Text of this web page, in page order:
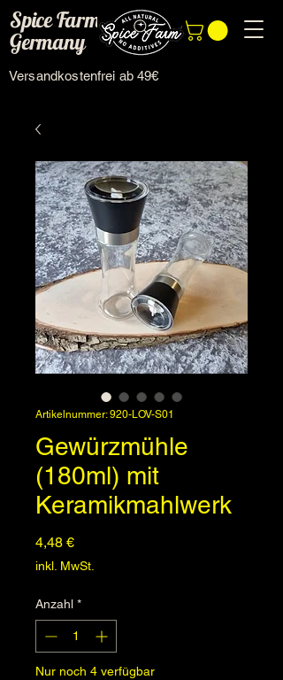
Spice Farm
Germany
Versandkostenfrei ab 49€
Artikelnummer: 920-LOV-S01
Gewürzmühle
(180ml) mit
Keramikmahlwerk
4,48 €Preis
inkl. MwSt.
Anzahl *
Nur noch 4 verfügbar